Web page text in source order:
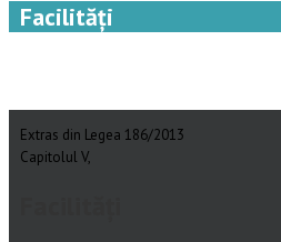
Facilități
Extras din Legea 186/2013
Capitolul V,